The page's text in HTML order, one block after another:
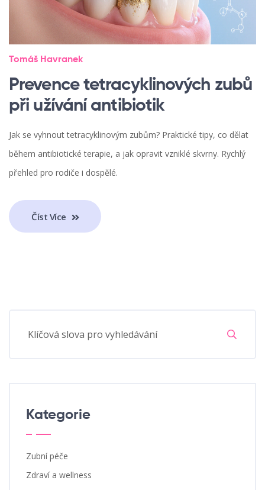
Tomáš Havranek
Prevence tetracyklinových zubů
při užívání antibiotik
Jak se vyhnout tetracyklinovým zubům? Praktické tipy, co dělat
během antibiotické terapie, a jak opravit vzniklé skvrny. Rychlý
přehled pro rodiče i dospělé.
Číst Více
Kategorie
Zubní péče
Zdraví a wellness